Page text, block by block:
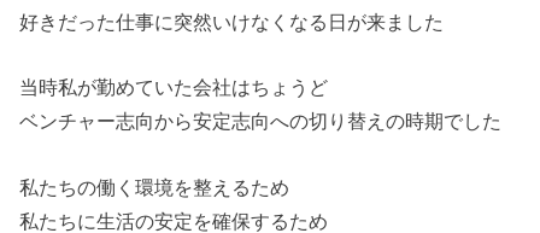
好きだった仕事に突然いけなくなる日が来ました
当時私が勤めていた会社はちょうど
ベンチャー志向から安定志向への切り替えの時期でした
私たちの働く環境を整えるため
私たちに生活の安定を確保するため